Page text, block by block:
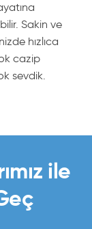
Sakin ve
hızlıca
cazip
sevdik.
ile